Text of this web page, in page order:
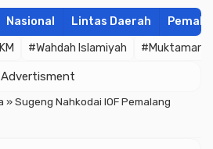
Nasional Lintas Daerah
#Wahdah Islamiyah #Muktamar
Advertisment
»Sugeng Nahkodai IOF Pemalang